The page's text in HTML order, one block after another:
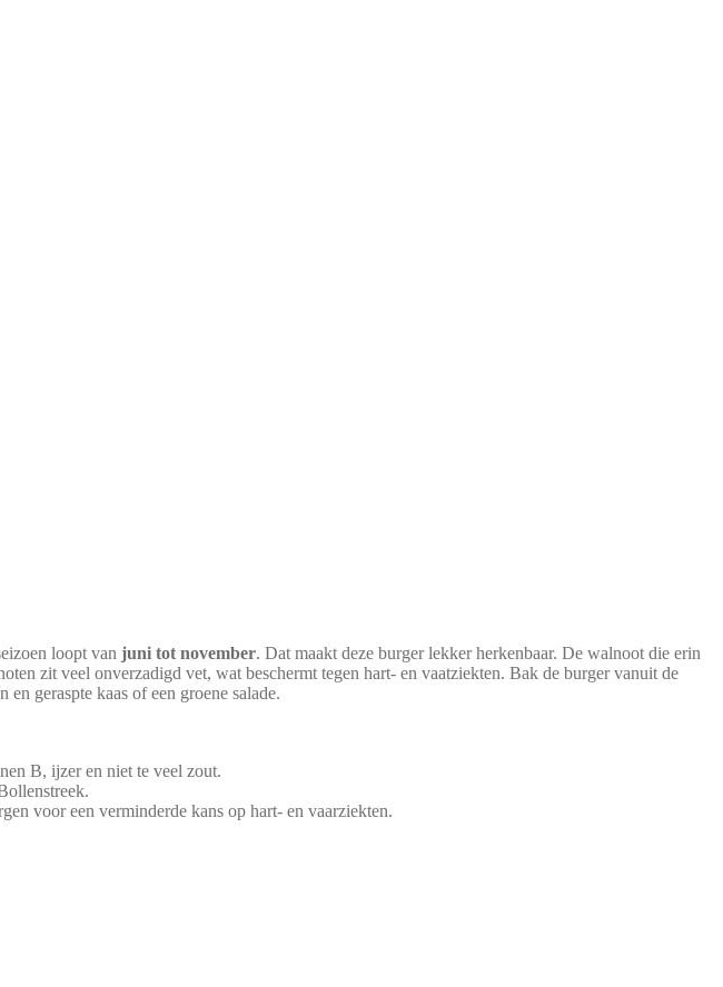
loopt van juni tot november. Dat maakt deze burger lekker herkenbaar. De walnoot die erin
zit veel onverzadigd vet, wat beschermt tegen hart- en vaatziekten. Bak de burger vanuit de
geraspte kaas of een groene salade.
B, ijzer en niet te veel zout.
voor een verminderde kans op hart- en vaarziekten.